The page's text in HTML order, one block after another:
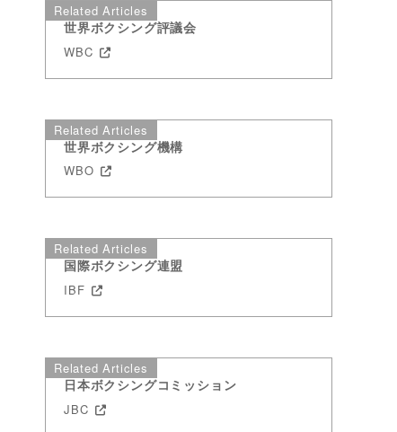
Related Articles
世界ボクシング評議会
WBC
Related Articles
世界ボクシング機構
WBO
Related Articles
国際ボクシング連盟
IBF
Related Articles
日本ボクシングコミッション
JBC